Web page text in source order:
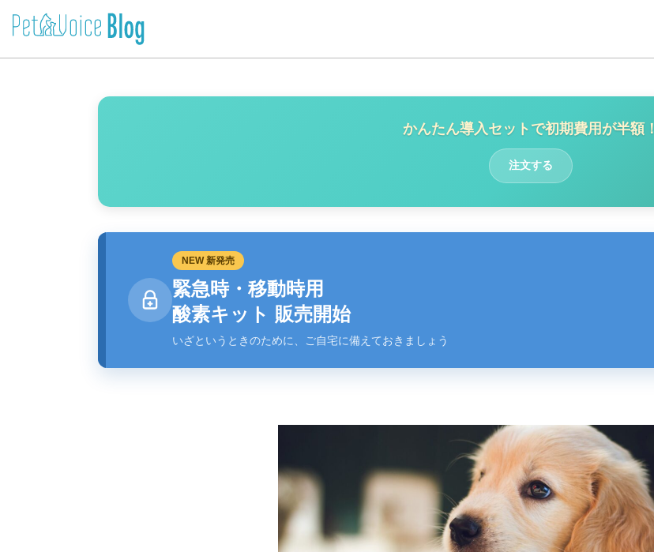
かんたん導入セットで初期費用が半額！
注文する
NEW 新発売
緊急時・移動時用
酸素キット 販売開始
いざというときのために、ご自宅に備えておきましょう